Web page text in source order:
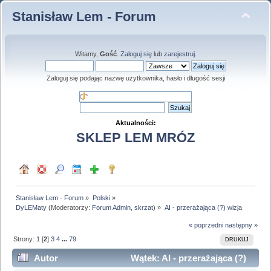
Stanisław Lem - Forum
Witamy, Gość. Zaloguj sięlub zarejestruj.
Zaloguj się podając nazwę użytkownika, hasło i długość sesji
Aktualności:
SKLEP LEM MRÓZ
Stanisław Lem - Forum » Polski»
DyLEMaty (Moderatorzy: Forum Admin ,skrzat) » AI - przerażająca (?) wizja
« poprzedni następny »
DRUKUJ
Strony: 1 [2]3 4 ...79
Autor
Wątek: AI - przerażająca (?)